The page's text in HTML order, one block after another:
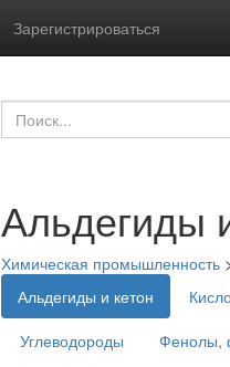
Зарегистрироваться
Альдегиды
Химическая промышленность
Альдегиды и кетон
Углеводороды
Фенолы,